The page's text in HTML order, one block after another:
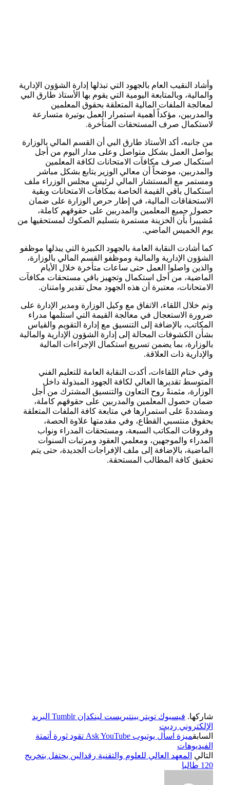
وأشاد النقيب العام بالجهود التي تبذلها إدارة الشؤون الإدارية
والمالية، وبالمتابعة اليومية التي يقوم بها الأستاذ طارق البي
لمعالجة الملفات المالية المتعلقة بحقوق المعلمين
والمدربين، مؤكداً أهمية استمرار العمل بوتيرة متسارعة
لاستكمال صرف المستحقات المتأخرة.
من جانبه، أكد الأستاذ طارق البي أن القسم المالي بالوزارة
يواصل العمل بشكل متواصل وعلى مدار اليوم من أجل
استكمال صرف مكافآت الامتحانات لكافة المعلمين
والمدربين، موضحاً أن معالي الوزير يتابع بشكل مباشر
ومستمر مع المستشار المالي لرئيس مجلس الوزراء ملف
استكمال باقي القيمة الخاصة بمكافآت الامتحانات وبقية
الاستحقاقات المالية، في إطار حرص الوزارة على ضمان
حصول جميع المعلمين والمدربين على حقوقهم كاملة،
مُشييراً بأن الخزينة مستمرة بتسليم الصكوك لمستحقيها من
يوم الخميس الماضي.
كما أشادت النقابة العامة بالجهود الكبيرة التي يبذلها موظفو
الشؤون الإدارية والمالية وموظفو القسم المالي بالوزارة،
والذين واصلوا العمل حتى ساعات متأخرة خلال الأيام
الماضية، من أجل استكمال وتجهيز باقي مستحقات مكافآت
الامتحانات، معتبرة أن هذه الجهود محل تقدير وامتنان.
وتم خلال اللقاء، الاتفاق مع وكيل الوزارة ومدير الإدارة على
ضرورة الاستعجال في معالجة القيمة التي استلمها مدراء
المكاتب، بالإضافة إلى التنسيق مع إدارة التقويم والقياس
بشأن الكشوفات المحالة إلى إدارة الشؤون الإدارية والمالية
بالوزارة، بما يضمن تسريع استكمال الإجراءات المالية
والإدارية ذات العلاقة.
وفي ختام اللقاءات، أكدت النقابة العامة للتعليم الفني
المتوسط تقديرها العالي لكافة الجهود المبذولة داخل
الوزارة، مثمنةً روح التعاون والتنسيق المشترك من أجل
ضمان حصول المعلمين والمدربين على حقوقهم كاملة،
ومشددةً على استمرارها في متابعة كافة الملفات المتعلقة
بحقوق منتسبي القطاع، وفي مقدمتها علاوة الحصة،
وفروقات المكاتب السبعة، ومستحقات المدراء ونواب
المدراء والموجهين، ومعلمي العقود ومرتبات السنوات
الماضية، بالإضافة إلى ملف الإفراجات الجديدة، حتى يتم
تحقيق كافة المطالب المستحقة.
شاركها. فيسبوك تويتر بينتيريست لينكدإن Tumblr البريد
الإلكتروني رديت
السابق
ميزة اسأل يوتيوب Ask YouTube تقود ثورة أتمتة
الفيديوهات
التالي المعهد العالي للعلوم والتقنية رقدالين يحتفل بتخريج
120 طالبا